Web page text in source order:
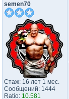
semen70
Стаж: 16 лет 1 мес.
Сообщений: 1444
Ratio: 10.581